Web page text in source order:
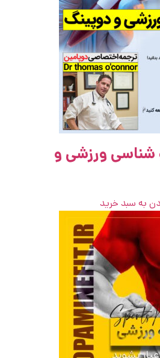
شناسی ورزشی و
به سبد خرید